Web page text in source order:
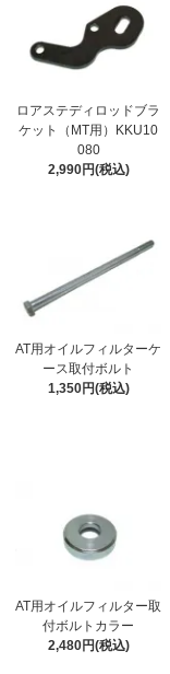
ロアステディロッドブラ
ケット（MT用）KKU10
080
2,990円(税込)
AT用オイルフィルターケ
ース取付ボルト
1,350円(税込)
AT用オイルフィルター取
付ボルトカラー
2,480円(税込)